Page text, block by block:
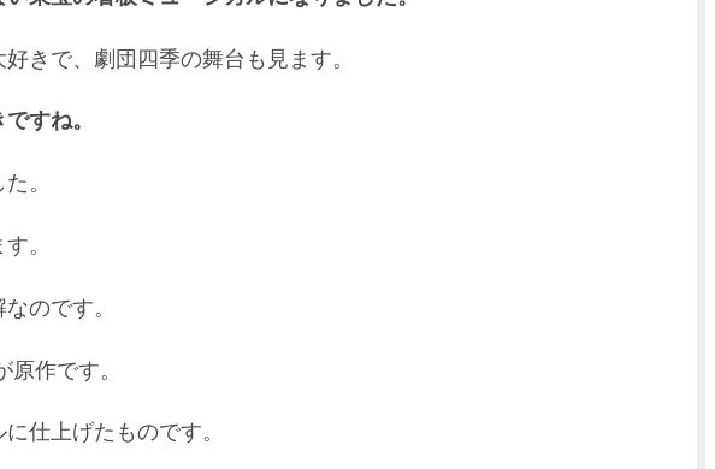
きで、劇団四季の舞台も見ます。
すね。
。
。
のです。
作です。
仕上げたものです。